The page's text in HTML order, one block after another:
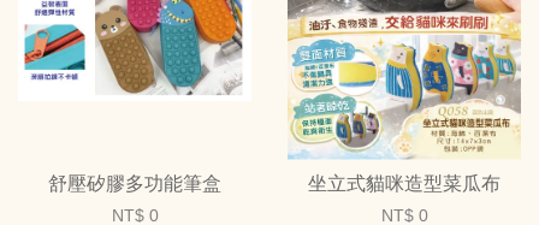
舒壓矽膠多功能筆盒
NT$ 0
坐立式貓咪造型菜瓜布
NT$ 0